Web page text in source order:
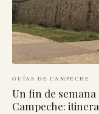
GUÍAS DE CAMPECHE
Un fin de
Campeche: